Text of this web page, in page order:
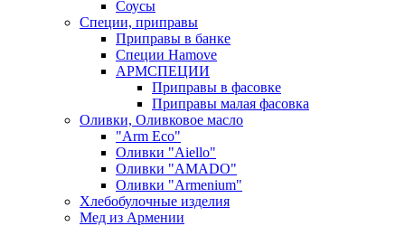
Соусы
Специи, приправы
Приправы в банке
Специи Hamove
АРМСПЕЦИИ
Приправы в фасовке
Приправы малая фасовка
Оливки, Оливковое масло
"Arm Eco"
Оливки "Aiello"
Оливки "AMADO"
Оливки "Armenium"
Хлебобулочные изделия
Мед из Армении